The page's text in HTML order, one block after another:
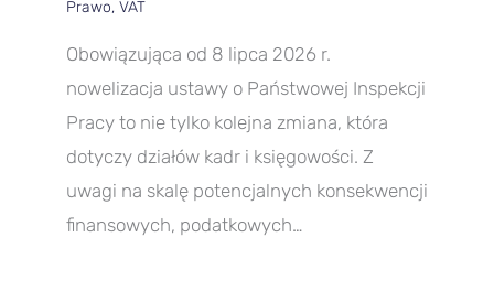
Prawo, VAT
Obowiązująca od 8 lipca 2026 r.
nowelizacja ustawy o Państwowej Inspekcji
Pracy to nie tylko kolejna zmiana, która
dotyczy działów kadr i księgowości. Z
uwagi na skalę potencjalnych konsekwencji
finansowych, podatkowych…